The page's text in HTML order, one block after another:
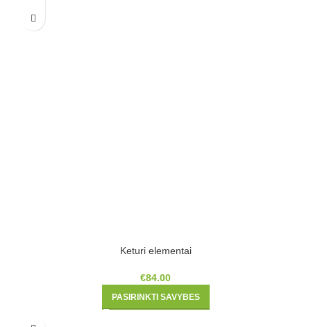
Keturi elementai
€84.00
PASIRINKTI SAVYBES